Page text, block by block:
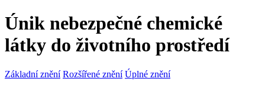
Únik nebezpečné chemické
látky do životního prostředí
Základní znění Rozšířené znění Úplné znění